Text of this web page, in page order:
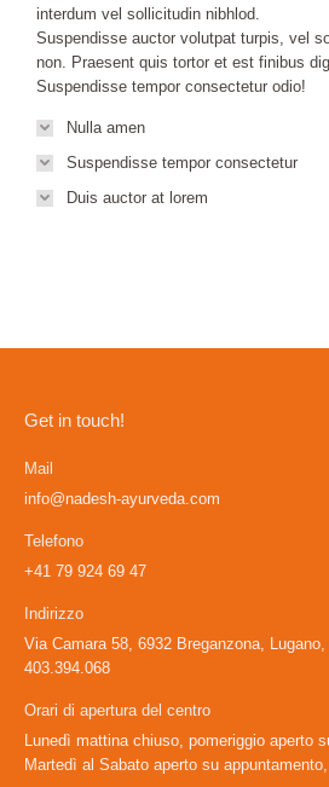
interdum vel sollicitudin nibhlod.
Suspendisse auctor volutpat turpis, vel
non. Praesent quis tortor et est finibus
Suspendisse tempor consectetur odio!
Nulla amen
Suspendisse tempor consectetur
Duis auctor at lorem
Get in touch!
Mail
info@nadesh-ayurveda.com
Telefono
+41 79 924 69 47
Indirizzo
Via Camara 58, 6932 Breganzona,
403.394.068
Orari di apertura del centro
Lunedì mattina chiuso, pomeriggio aperto
Martedì al Sabato aperto su